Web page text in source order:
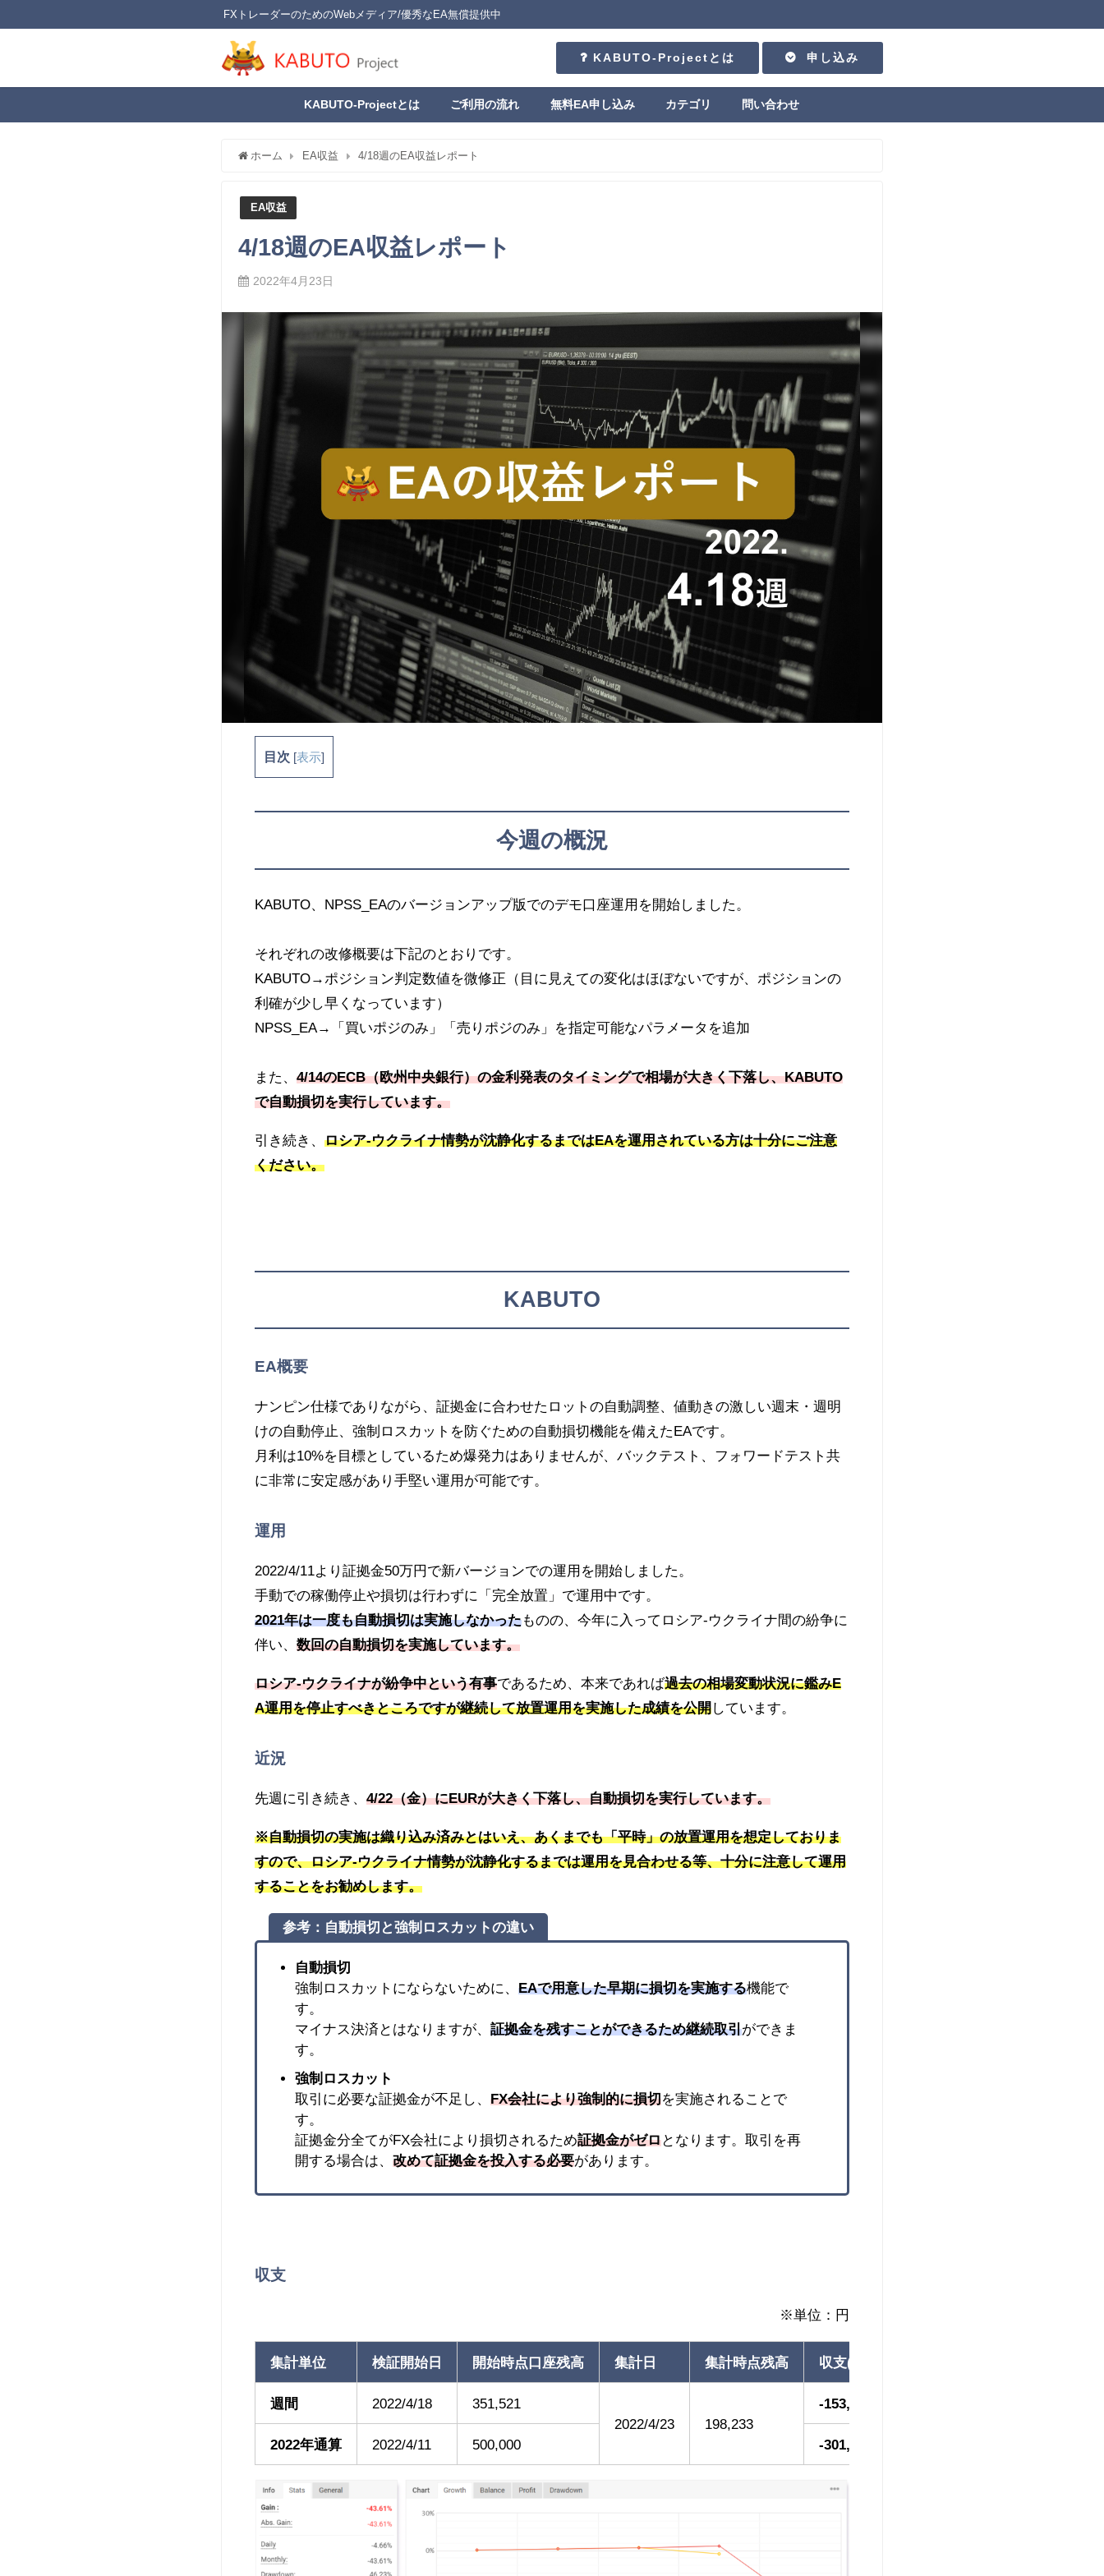
FXトレーダーのためのWebメディア/優秀なEA無償提供中
KABUTO-Projectとは 申し込み
KABUTO-Projectとは ご利用の流れ 無料EA申し込み カテゴリ 問い合わせ
ホーム EA収益 4/18週のEA収益レポート
EA収益
4/18週のEA収益レポート
2022年4月23日
目次 [表示]
今週の概況
KABUTO、NPSS_EAのバージョンアップ版でのデモ口座運用を開始しました。
それぞれの改修概要は下記のとおりです。
KABUTO→ポジション判定数値を微修正（目に見えての変化はほぼないですが、ポジションの
利確が少し早くなっています）
NPSS_EA→「買いポジのみ」「売りポジのみ」を指定可能なパラメータを追加
また、 4/14のECB（欧州中央銀行）の金利発表のタイミングで相場が大きく下落し、KABUTO
で自動損切を実行しています。
引き続き、 ロシア-ウクライナ情勢が沈静化するまではEAを運用されている方は十分にご注意
ください。
KABUTO
EA概要
ナンピン仕様でありながら、証拠金に合わせたロットの自動調整、値動きの激しい週末・週明
けの自動停止、強制ロスカットを防ぐための自動損切機能を備えたEAです。
月利は10%を目標としているため爆発力はありませんが、バックテスト、フォワードテスト共
に非常に安定感があり手堅い運用が可能です。
運用
2022/4/11より証拠金50万円で新バージョンでの運用を開始しました。
手動での稼働停止や損切は行わずに「完全放置」で運用中です。
2021年は一度も自動損切は実施しなかったものの、今年に入ってロシア-ウクライナ間の紛争に
伴い、 数回の自動損切を実施しています。
ロシア-ウクライナが紛争中という有事であるため、本来であれば過去の相場変動状況に鑑みE
A運用を停止すべきところですが継続して放置運用を実施した成績を公開しています。
近況
先週に引き続き、 4/22（金）にEURが大きく下落し、自動損切を実行しています。
※自動損切の実施は織り込み済みとはいえ、あくまでも「平時」の放置運用を想定しておりま
すので、ロシア-ウクライナ情勢が沈静化するまでは運用を見合わせる等、十分に注意して運用
することをお勧めします。
参考：自動損切と強制ロスカットの違い
自動損切
強制ロスカットにならないために、 EAで用意した早期に損切を実施する機能で
す。
マイナス決済とはなりますが、 証拠金を残すことができるため継続取引ができま
す。
強制ロスカット
取引に必要な証拠金が不足し、 FX会社により強制的に損切を実施されることで
す。
証拠金分全てがFX会社により損切されるため証拠金がゼロとなります。取引を再
開する場合は、 改めて証拠金を投入する必要があります。
収支
※単位：円
集計単位 検証開始日 開始時点口座残高 集計日 集計時点残高 収支(利益率)
週間 2022/4/18
351,521
2022/4/23
198,233
-153,288(-43.61%)
2022年通算 2022/4/11 500,000 -301,767(-60.35%)